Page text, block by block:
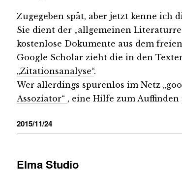
Zugegeben spät, aber jetzt kenne ich
Sie dient der „allgemeinen
kostenlose Dokumente aus dem
Google Scholar zieht die in den
„Zitationsanalyse“.
Wer allerdings spurenlos im Netz
Assoziator“ , eine Hilfe zum Auffinden
2015/11/24
Elma Studio